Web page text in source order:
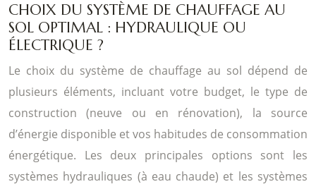
CHOIX DU SYSTÈME DE CHAUFFAGE AU
SOL OPTIMAL : HYDRAULIQUE OU
ÉLECTRIQUE ?
Le choix du système de chauffage au sol dépend de
plusieurs éléments, incluant votre budget, le type de
construction (neuve ou en rénovation), la source
d’énergie disponible et vos habitudes de consommation
énergétique. Les deux principales options sont les
systèmes hydrauliques (à eau chaude) et les systèmes